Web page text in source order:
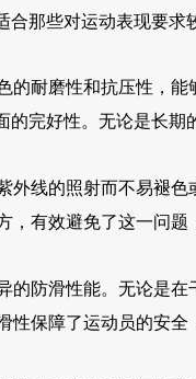
那些对运动表现要求
的耐磨性和抗压性，
完好性。无论是长期
外线的照射而不易褪
，有效避免了这一问题
的防滑性能。无论是
性保障了运动员的安全